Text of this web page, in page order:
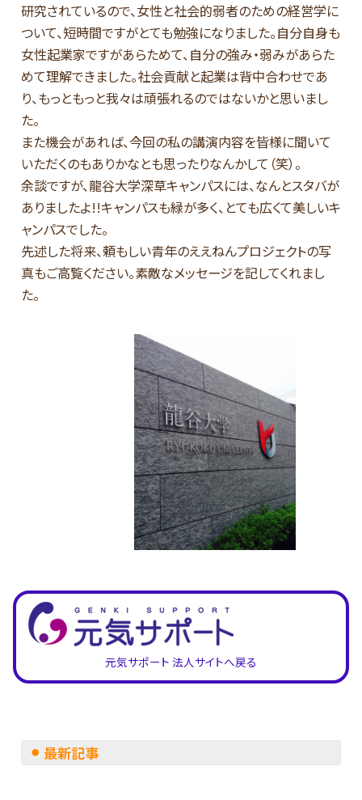
研究されているので、女性と社会的弱者のための経営学に
ついて、短時間ですがとても勉強になりました。自分自身も
女性起業家ですがあらためて、自分の強み・弱みがあらた
めて理解できました。社会貢献と起業は背中合わせであ
り、もっともっと我々は頑張れるのではないかと思いまし
た。
また機会があれば、今回の私の講演内容を皆様に聞いて
いただくのもありかなとも思ったりなんかして（笑）。
余談ですが、龍谷大学深草キャンパスには、なんとスタバが
ありましたよ!!キャンパスも緑が多く、とても広くて美しいキ
ャンパスでした。
先述した将来、頼もしい青年のええねんプロジェクトの写
真もご高覧ください。素敵なメッセージを記してくれまし
た。
元気サポート 法人サイトへ戻る
最新記事